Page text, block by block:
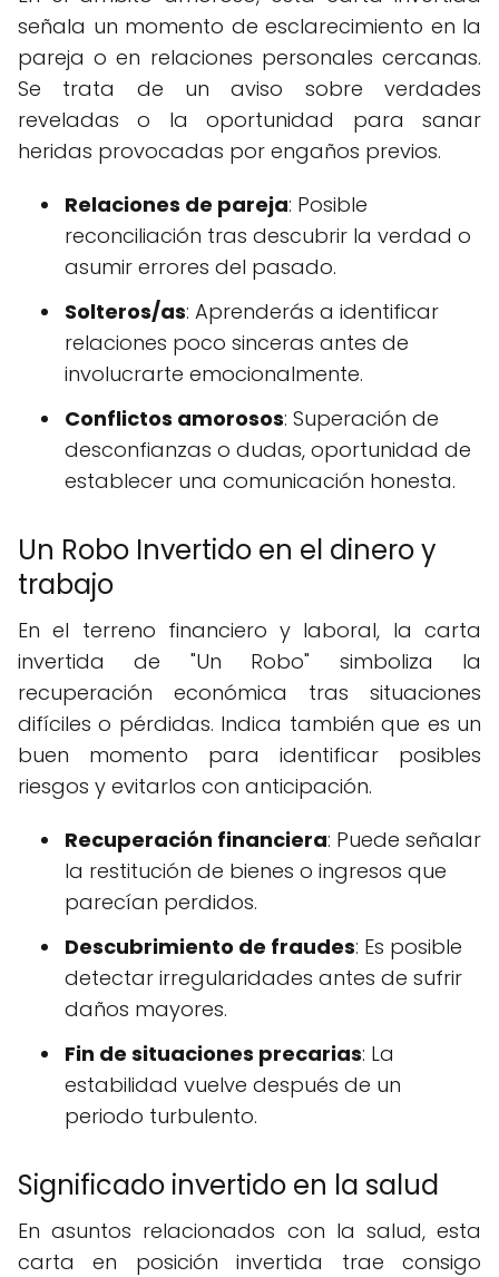
señala un momento de esclarecimiento en la
pareja o en relaciones personales cercanas.
Se trata de un aviso sobre verdades
reveladas o la oportunidad para sanar
heridas provocadas por engaños previos.
Relaciones de pareja: Posible
reconciliación tras descubrir la verdad o
asumir errores del pasado.
Solteros/as: Aprenderás a identificar
relaciones poco sinceras antes de
involucrarte emocionalmente.
Conflictos amorosos: Superación de
desconfianzas o dudas, oportunidad de
establecer una comunicación honesta.
Un Robo Invertido en el dinero y
trabajo
En el terreno financiero y laboral, la carta
invertida de "Un Robo" simboliza la
recuperación económica tras situaciones
difíciles o pérdidas. Indica también que es un
buen momento para identificar posibles
riesgos y evitarlos con anticipación.
Recuperación financiera: Puede señalar
la restitución de bienes o ingresos que
parecían perdidos.
Descubrimiento de fraudes: Es posible
detectar irregularidades antes de sufrir
daños mayores.
Fin de situaciones precarias: La
estabilidad vuelve después de un
periodo turbulento.
Significado invertido en la salud
En asuntos relacionados con la salud, esta
carta en posición invertida trae consigo